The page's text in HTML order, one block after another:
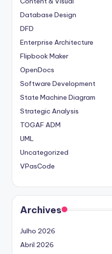
Database Design
DFD
Enterprise Architecture
Flipbook Maker
OpenDocs
Software Development
State Machine Diagram
Strategic Analysis
TOGAF ADM
UML
Uncategorized
VPasCode
Archives
Julho 2026
Abril 2026